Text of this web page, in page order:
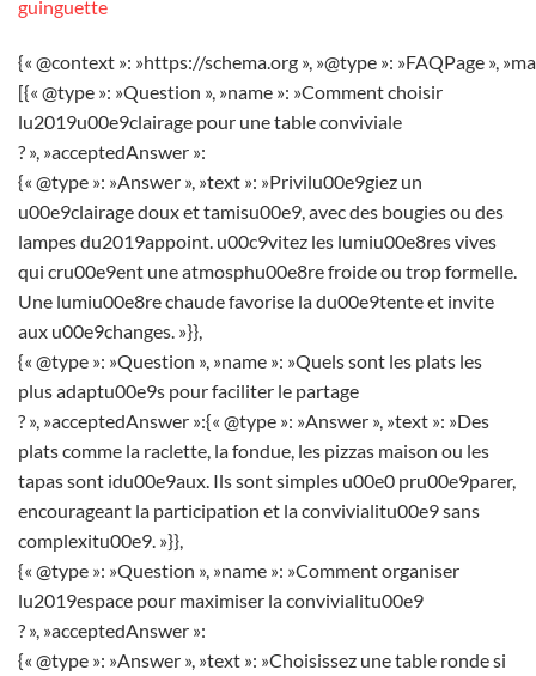
guinguette
{« @context »: »https://schema.org », »@type »: »FAQPage »,
[{« @type »: »Question », »name »: »Comment choisir
lu2019u00e9clairage pour une table conviviale
? », »acceptedAnswer »:
{« @type »: »Answer », »text »: »Privilu00e9giez un
u00e9clairage doux et tamisu00e9, avec des bougies ou des
lampes du2019appoint. u00c9vitez les lumiu00e8res vives
qui cru00e9ent une atmosphu00e8re froide ou trop formelle.
Une lumiu00e8re chaude favorise la du00e9tente et invite
aux u00e9changes. »}},
{« @type »: »Question », »name »: »Quels sont les plats les
plus adaptu00e9s pour faciliter le partage
? », »acceptedAnswer »:{« @type »: »Answer », »text »: »Des
plats comme la raclette, la fondue, les pizzas maison ou les
tapas sont idu00e9aux. Ils sont simples u00e0 pru00e9parer,
encourageant la participation et la convivialitu00e9 sans
complexitu00e9. »}},
{« @type »: »Question », »name »: »Comment organiser
lu2019espace pour maximiser la convivialitu00e9
? », »acceptedAnswer »:
{« @type »: »Answer », »text »: »Choisissez une table ronde si